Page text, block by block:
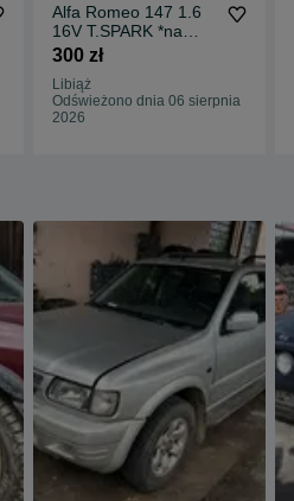
Alfa Romeo 147 1.6
16V T.SPARK *na
części*
300 zł
Libiąż
Odświeżono dnia 06 sierpnia
2026